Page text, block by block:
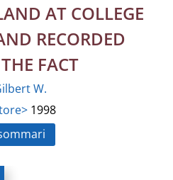
AT COLLEGE
RECORDED
FACT
W.
1998